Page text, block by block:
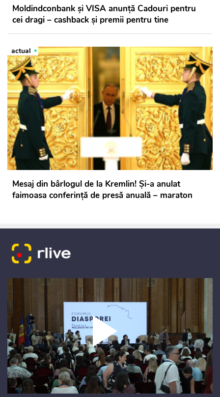
Moldindconbank și VISA anunță Cadouri pentru
cei dragi – cashback și premii pentru tine
actual
Mesaj din bârlogul de la Kremlin! Și-a anulat
faimoasa conferință de presă anuală – maraton